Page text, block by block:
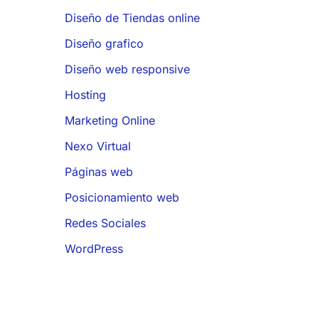
Diseño de Tiendas online
Diseño grafico
Diseño web responsive
Hosting
Marketing Online
Nexo Virtual
Páginas web
Posicionamiento web
Redes Sociales
WordPress